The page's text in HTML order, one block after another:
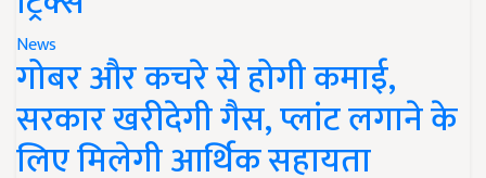
News
गोबर और कचरे से होगी कमाई,
सरकार खरीदेगी गैस, प्लांट लगाने के
लिए मिलेगी आर्थिक सहायता